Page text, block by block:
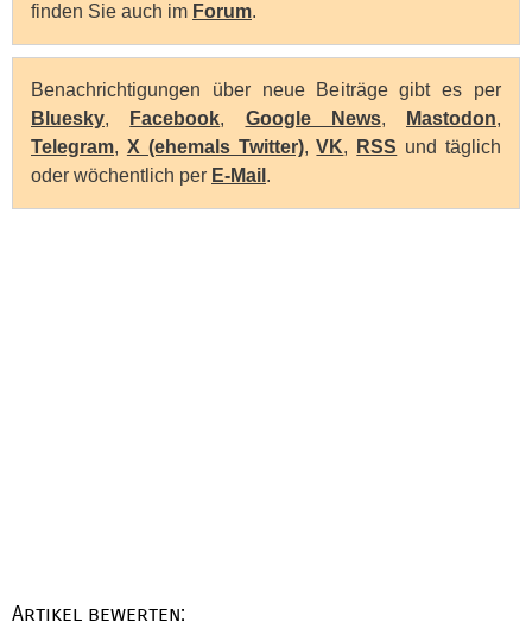
finden Sie auch im Forum.
Benachrichtigungen über neue Beiträge gibt es per
Bluesky, Facebook, Google News, Mastodon,
Telegram, X (ehemals Twitter),VK, RSS und täglich
oder wöchentlich per E-Mail .
Artikel bewerten: